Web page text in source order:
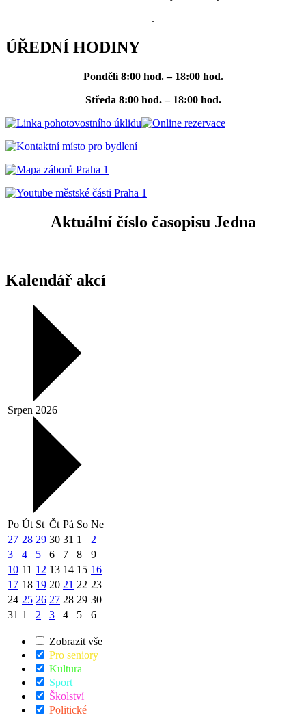
.
ÚŘEDNÍ HODINY
Pondělí 8:00 hod. – 18:00 hod.
Středa 8:00 hod. – 18:00 hod.
Aktuální číslo časopisu Jedna
Kalendář akcí
Srpen 2026
Po Út St Čt Pá So Ne
27 28 29 30 31 1
2
3
4 5 6 7 8
9
10 11 12 13 14 15 16
17 18 19 20 21 22 23
24 25 26 27 28 29 30
31 1 2 3 4 5 6
Zobrazit vše
Pro seniory
Kultura
Sport
Školství
Politické